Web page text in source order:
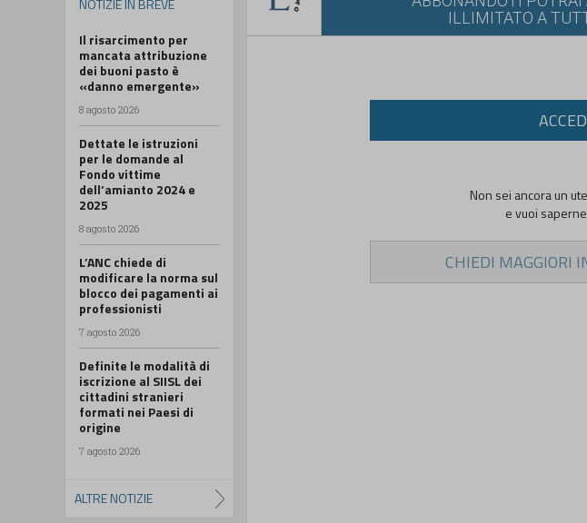
NOTIZIE IN BREVE
Il risarcimento per
mancata attribuzione
dei buoni pasto è
«danno emergente»
8 agosto 2026
Dettate le istruzioni
per le domande al
Fondo vittime
dell’amianto 2024 e
2025
8 agosto 2026
L’ANC chiede di
modificare la norma sul
blocco dei pagamenti ai
professionisti
7 agosto 2026
Definite le modalità di
iscrizione al SIISL dei
cittadini stranieri
formati nei Paesi di
origine
7 agosto 2026
ALTRE NOTIZIE
ILLIMITATO A
Non sei ancora un
e vuoi
CHIEDI MAGGIORI